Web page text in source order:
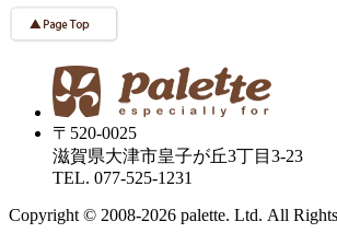
〒520-0025
滋賀県大津市皇子が丘3丁目3-23
TEL. 077-525-1231
Copyright © 2008-2026 palette. Ltd. All